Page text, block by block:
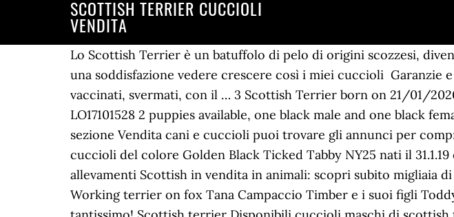
SCOTTISH TERRIER CUCCIOLI
VENDITA
Lo Scottish Terrier è un batuffolo di pelo di origini scozzesi, divenuto nel corso degli anni uno dei cani da compagnia per eccellenza. è una soddisfazione vedere crescere così i miei cuccioli ️ Garanzie e altro I nostri cuccioli di Boston Terrier in vendita si consegnano vaccinati, svermati, con il … 3 Scottish Terrier born on 21/01/2020 Mother: Gry-Zelda Z Ksiezopola ROI1850131 Father: Yar White King LO17101528 2 puppies available, one black male and one black female, home bred with excellent character typical of the breed. Nella sezione Vendita cani e cuccioli puoi trovare gli annunci per comprare cani cuccioli o adulti. Allevamento "Agorà Artemide" dispone di cuccioli del colore Golden Black Ticked Tabby NY25 nati il 31.1.19 ed il 25.2.19. Cerca gratis Scottish Terrier annunci di privati e allevamenti Scottish in vendita in animali: scopri subito migliaia di annunci di privati e aziende e trova quello che cerchi su Subito.it Working terrier on fox Tana Campaccio Timber e i suoi figli Toddy e Tessie (10mesi) Hanno lavorato molto bene e si sono divertiti tantissimo! Scottish terrier Disponibili cuccioli maschi di scottish terrier nati il 2 agosto 2020 da genitori testati e visibili. Sono affettuosi, giocherelloni, teneri e vivaci, vieni a vederli quando vuoi, senza alcun impegno. Sverminati, saranno venduti con Pedigree Roi, Microchip e libretto sanitario con vaccinazioni, a sessanta giorni dalla nascita. Cuccioli di scottish terrier Cuccioli di SCOTTISH TERRIER nati da genitori sani. Vendita Cuccioli Bull Terrier a Milano e in tutta Italia.. Abbiamo pronti per la vendita, tantissimi cuccioli di Bull Terrier, maschietti e femminucce di tantissimi colori.Sotto vedrete alcune foto dei cuccioli di Barboncino disponibili per la vendita. Su Wuuff tutti i cuccioli in vendita vengono cresciuti da allevatori con esperienza che si concentrano su tre pilastri che sono qualità, salute e amore per i loro cani. Fra i cani di razza di taglia media possiamo assicurarvi la vendita di cuccioli delle seguenti razze: AKITA INU AMERICAN STAFFORDSHIRE BARBONE BASSETT HOUND BEAGLE BORDER COLLIE BOSTON TERRIER BOULEDOGUE FRANCESE BOXER BRACCO TEDESCO BRACCO BULL TERRIER MINI BULLDOG INGLESE CHOW CHOW COCKER DALMATA GOLDEN RETRIVER LABRADOR LEVRIERO INGLESE SCHNAUZER SCOTTISH TERRIER … Al momento non ci sono nuovi cuccioli di razza Scottish Terrier. Tutti i cuccioli sono in ottima salute. Ci sono 7 Annunci munchkin regalo, gatti pelo corto in vendita, cuccioli di munchkin da Privati e Allevamenti. Ci occupiamo della selezione di questa razza acquistando cuccioli di Airedale Terrier in tutta Europa. Trova tra 2 annunci di Scottish Terrier In Vendita in vendita o regalo su Animali24. Jack Russell (Russel) Cuccioli con Pedigree - Allevamento. Scopri le migliori offerte, subito a casa, in tutta sicurezza. Ne abbiamo trovati 24 in regalo a Brescia Brescia - Brescia, piccoli e teneri cuccioli di razza jack russel. Prova a effettuare la ricerca cambiando i parametri oppure iscriviti al servizio Avvisacuccioli per essere informato via email di ogni nuova cucciolata della tua razza preferita. Cerchi cuccioli di jack russel in regalo o in vendita? A 50 km da Brescia. Vendita cuccioli Scottish Terrier . Quella dello Scottish Terrier è una delle razze più popolari al mondo, e non deve quindi stupire che i suoi cuccioli siano diffusissimi e tanto amati dagli appassionati del mondo canino. Il nostro allevamento è titolare dell’affisso ENCI/FCI “Casa dei Wescot” perché tutti i nostri cuccioli nascono in casa dove, con estrema trepidazione e ansia, tutti i membri della famiglia li aspettano. Carmignano (Prato) il 05/12/2020: Salve, vendo un bellissimo cucciolo di Scottish Terrier. Sotto vedrete alcune foto di alcuni cuccioli di Boston Terrier disponibili per la vendita. At Scottish Adoption we focus exclusively on delivering high quality, innovative services to all affected by adoption in Scotland and further afield. Se non riesci a trovare il cucciolo dei tuoi sogni qui, sfoglia la nostra lista di allevatori e contatta uno degli Boston Terrier allevatori con cui abbiamo il piacere di lavorare. The Scottish Terrier is the best known and possibly oldest of the Highland terriers. It has a compact, strong body; short legs, pricked ears and naturally erect tail. Trovati 0 Annunci scottish terrier regalo, cani taglia media in vendita, cuccioli di scottish terrier da Privati e Allevamenti. Visita eBay per trovare una vasta selezione di {westie scottish terrier}. ... eccezionali cuccioli di Jack Russell Terrier di altissima genealogia, con Pedigree ENCI, ogni pratica. Scopri le migliori offerte, subito a casa, in tutta sicurezza. Allevamento West Highland White